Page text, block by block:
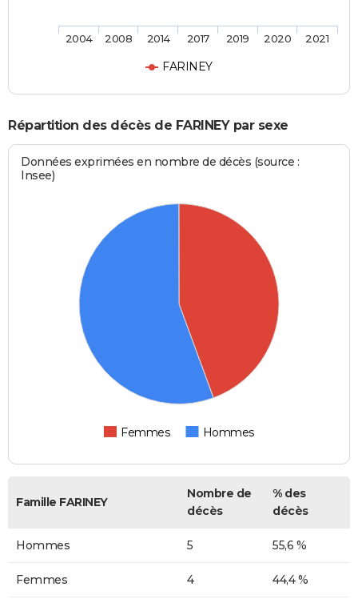
FARINEY
2004 2008 2014 2017 2019 2020 2021
Répartition des décès de FARINEY par sexe
Données exprimées en nombre de décès (source :
Insee)
Femmes Hommes
Famille FARINEY
Nombre de
décès
% des
décès
Hommes 5 55,6 %
Femmes 4 44,4 %